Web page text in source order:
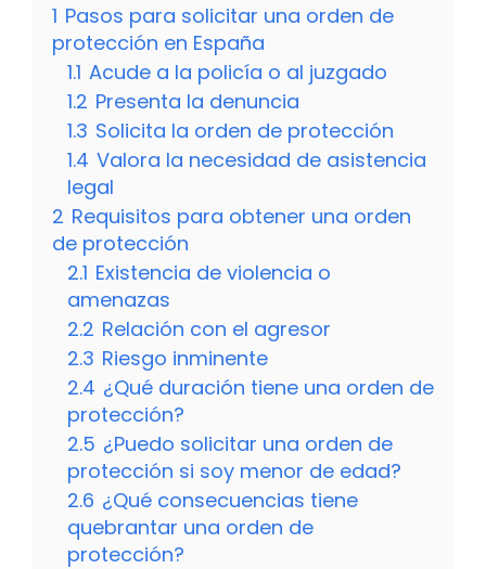
1 Pasos para solicitar una orden de
protección en España
1.1 Acude a la policía o al juzgado
1.2 Presenta la denuncia
1.3 Solicita la orden de protección
1.4 Valora la necesidad de asistencia
legal
2 Requisitos para obtener una orden
de protección
2.1 Existencia de violencia o
amenazas
2.2 Relación con el agresor
2.3 Riesgo inminente
2.4 ¿Qué duración tiene una orden de
protección?
2.5 ¿Puedo solicitar una orden de
protección si soy menor de edad?
2.6 ¿Qué consecuencias tiene
quebrantar una orden de
protección?